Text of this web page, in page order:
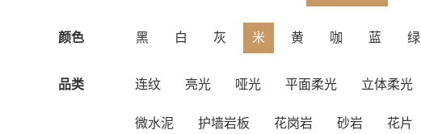
颜色 黑 白 灰 米 黄 咖 蓝 绿
品类 连纹 亮光 哑光 平面柔光 立体柔光
微水泥 护墙岩板 花岗岩 砂岩 花片